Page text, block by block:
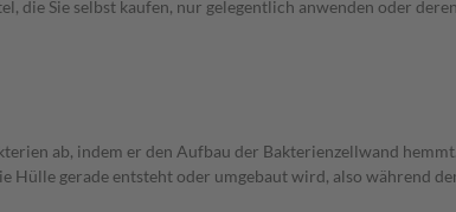
die Sie selbst kaufen, nur gelegentlich anwenden oder
ab, indem er den Aufbau der Bakterienzellwand
Hülle gerade entsteht oder umgebaut wird, also während